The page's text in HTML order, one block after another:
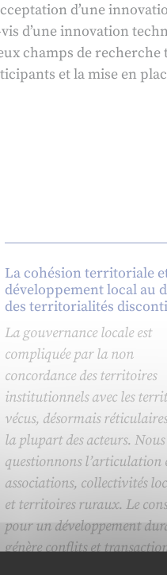
d’une
d’une innovation
champs de
et la mise en
La cohésion territoriale
développement local au
des territorialités
La gouvernance locale est
compliquée par la non
concordance des territoires
institutionnels avec les
vécus, désormais
la plupart des acteurs. Nous
questionnons l’articulation
associations, collectivités
et territoires ruraux. Le
pour un développement
génère conflits et